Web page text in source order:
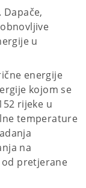
u
energije
kojom se
rijeke u
temperature
na
od pretjerane